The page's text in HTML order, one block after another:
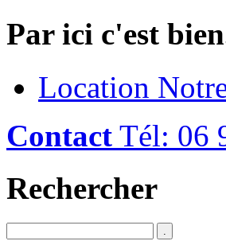
Par ici c'est
Location
Contact Tél: 06
Rechercher